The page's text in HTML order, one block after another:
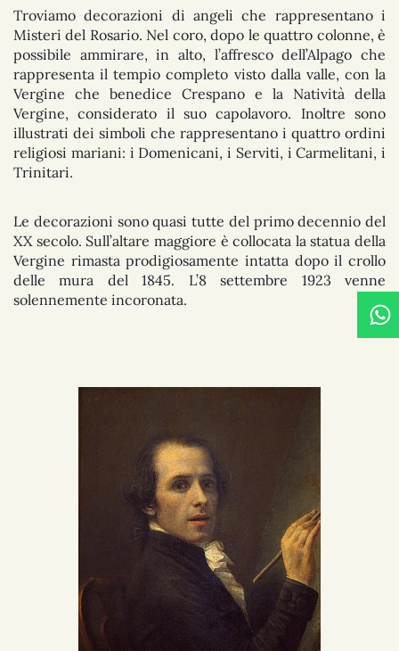
Troviamo decorazioni di angeli che rappresentano i
Misteri del Rosario. Nel coro, dopo le quattro colonne, è
possibile ammirare, in alto, l’affresco dell’Alpago che
rappresenta il tempio completo visto dalla valle, con la
Vergine che benedice Crespano e la Natività della
Vergine, considerato il suo capolavoro. Inoltre sono
illustrati dei simboli che rappresentano i quattro ordini
religiosi mariani: i Domenicani, i Serviti, i Carmelitani, i
Trinitari.
Le decorazioni sono quasi tutte del primo decennio del
XX secolo. Sull’altare maggiore è collocata la statua della
Vergine rimasta prodigiosamente intatta dopo il crollo
delle mura del 1845. L’8 settembre 1923 venne
solennemente incoronata.